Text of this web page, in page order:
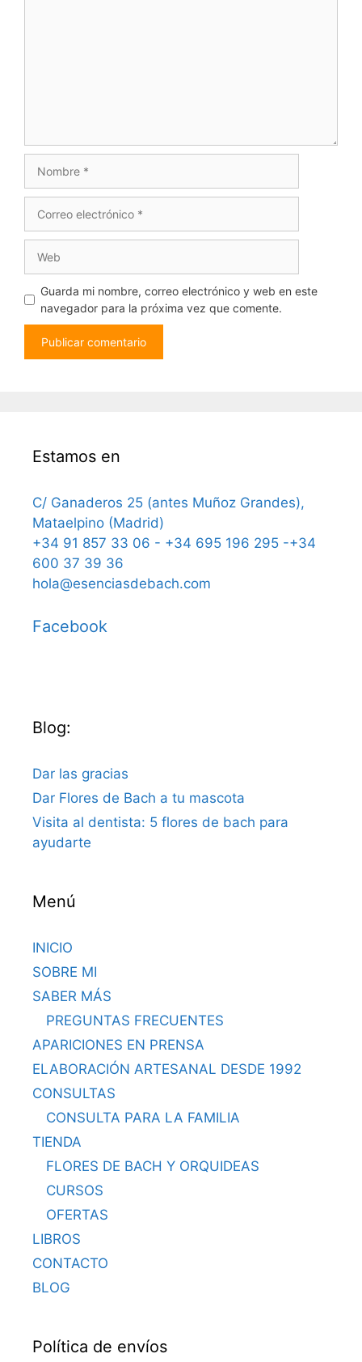
Guarda mi nombre, correo electrónico y web en este
navegador para la próxima vez que comente.
Estamos en
C/ Ganaderos 25 (antes Muñoz Grandes),
Mataelpino (Madrid)
+34 91 857 33 06 - +34 695 196 295 -+34
600 37 39 36
hola@esenciasdebach.com
Facebook
Blog:
Dar las gracias
Dar Flores de Bach a tu mascota
Visita al dentista: 5 flores de bach para
ayudarte
Menú
INICIO
SOBRE MI
SABER MÁS
PREGUNTAS FRECUENTES
APARICIONES EN PRENSA
ELABORACIÓN ARTESANAL DESDE 1992
CONSULTAS
CONSULTA PARA LA FAMILIA
TIENDA
FLORES DE BACH Y ORQUIDEAS
CURSOS
OFERTAS
LIBROS
CONTACTO
BLOG
Política de envíos